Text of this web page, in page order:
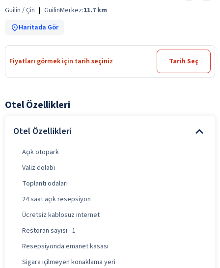
Guilin / Çin | GuilinMerkez:11.7 km
Haritada Gör
Fiyatları görmek için tarih seçiniz Tarih Seç
Otel Özellikleri
Otel Özellikleri
Açık otopark
Valiz dolabı
Toplantı odaları
24 saat açık resepsiyon
Ücretsiz kablosuz internet
Restoran sayısı - 1
Resepsiyonda emanet kasası
Sigara içilmeyen konaklama yeri